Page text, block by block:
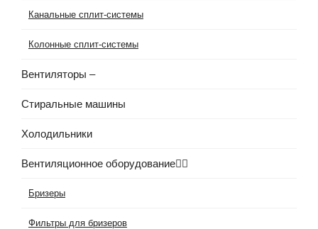
Канальные сплит-системы
Колонные сплит-системы
Вентиляторы –
Стиральные машины
Холодильники
Вентиляционное оборудование
Бризеры
Фильтры для бризеров